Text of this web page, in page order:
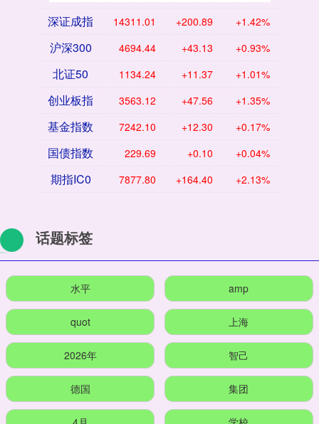
深证成指 14311.01 +200.89 +1.42%
沪深300 4694.44 +43.13 +0.93%
北证50 1134.24 +11.37 +1.01%
创业板指 3563.12 +47.56 +1.35%
基金指数 7242.10 +12.30 +0.17%
国债指数 229.69 +0.10 +0.04%
期指IC0 7877.80 +164.40 +2.13%
话题标签
水平 amp
quot 上海
2026年 智己
德国 集团